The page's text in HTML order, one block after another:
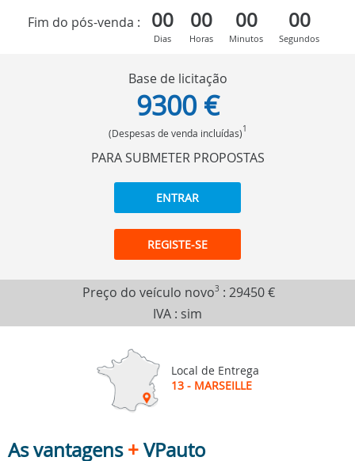
Fim do pós-venda :
00
Dias
00
Horas
00
Minutos
00
Segundos
Base de licitação
9300 €
(Despesas de venda incluídas)1
PARA SUBMETER PROPOSTAS
ENTRAR
REGISTE-SE
Preço do veículo novo3 : 29450 €
IVA : sim
Local de Entrega
13 - MARSEILLE
As vantagens+VPauto